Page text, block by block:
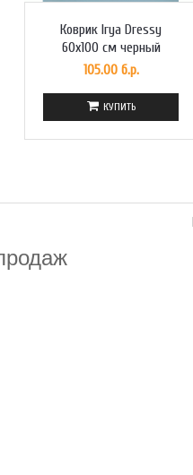
Коврик Irya Dressy
60x100 см черный
105.00 б.р.
КУПИТЬ